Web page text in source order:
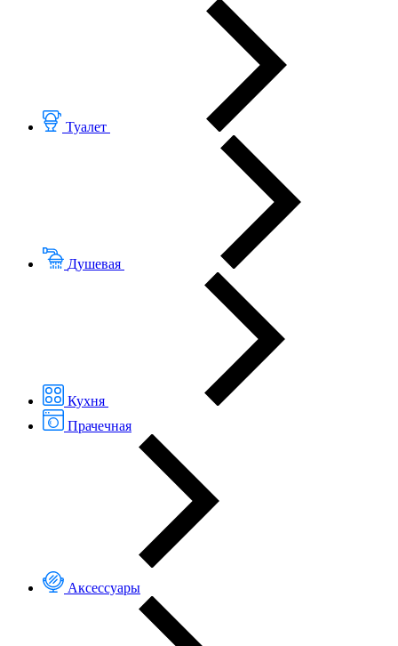
Туалет
Душевая
Кухня
Прачечная
Аксессуары